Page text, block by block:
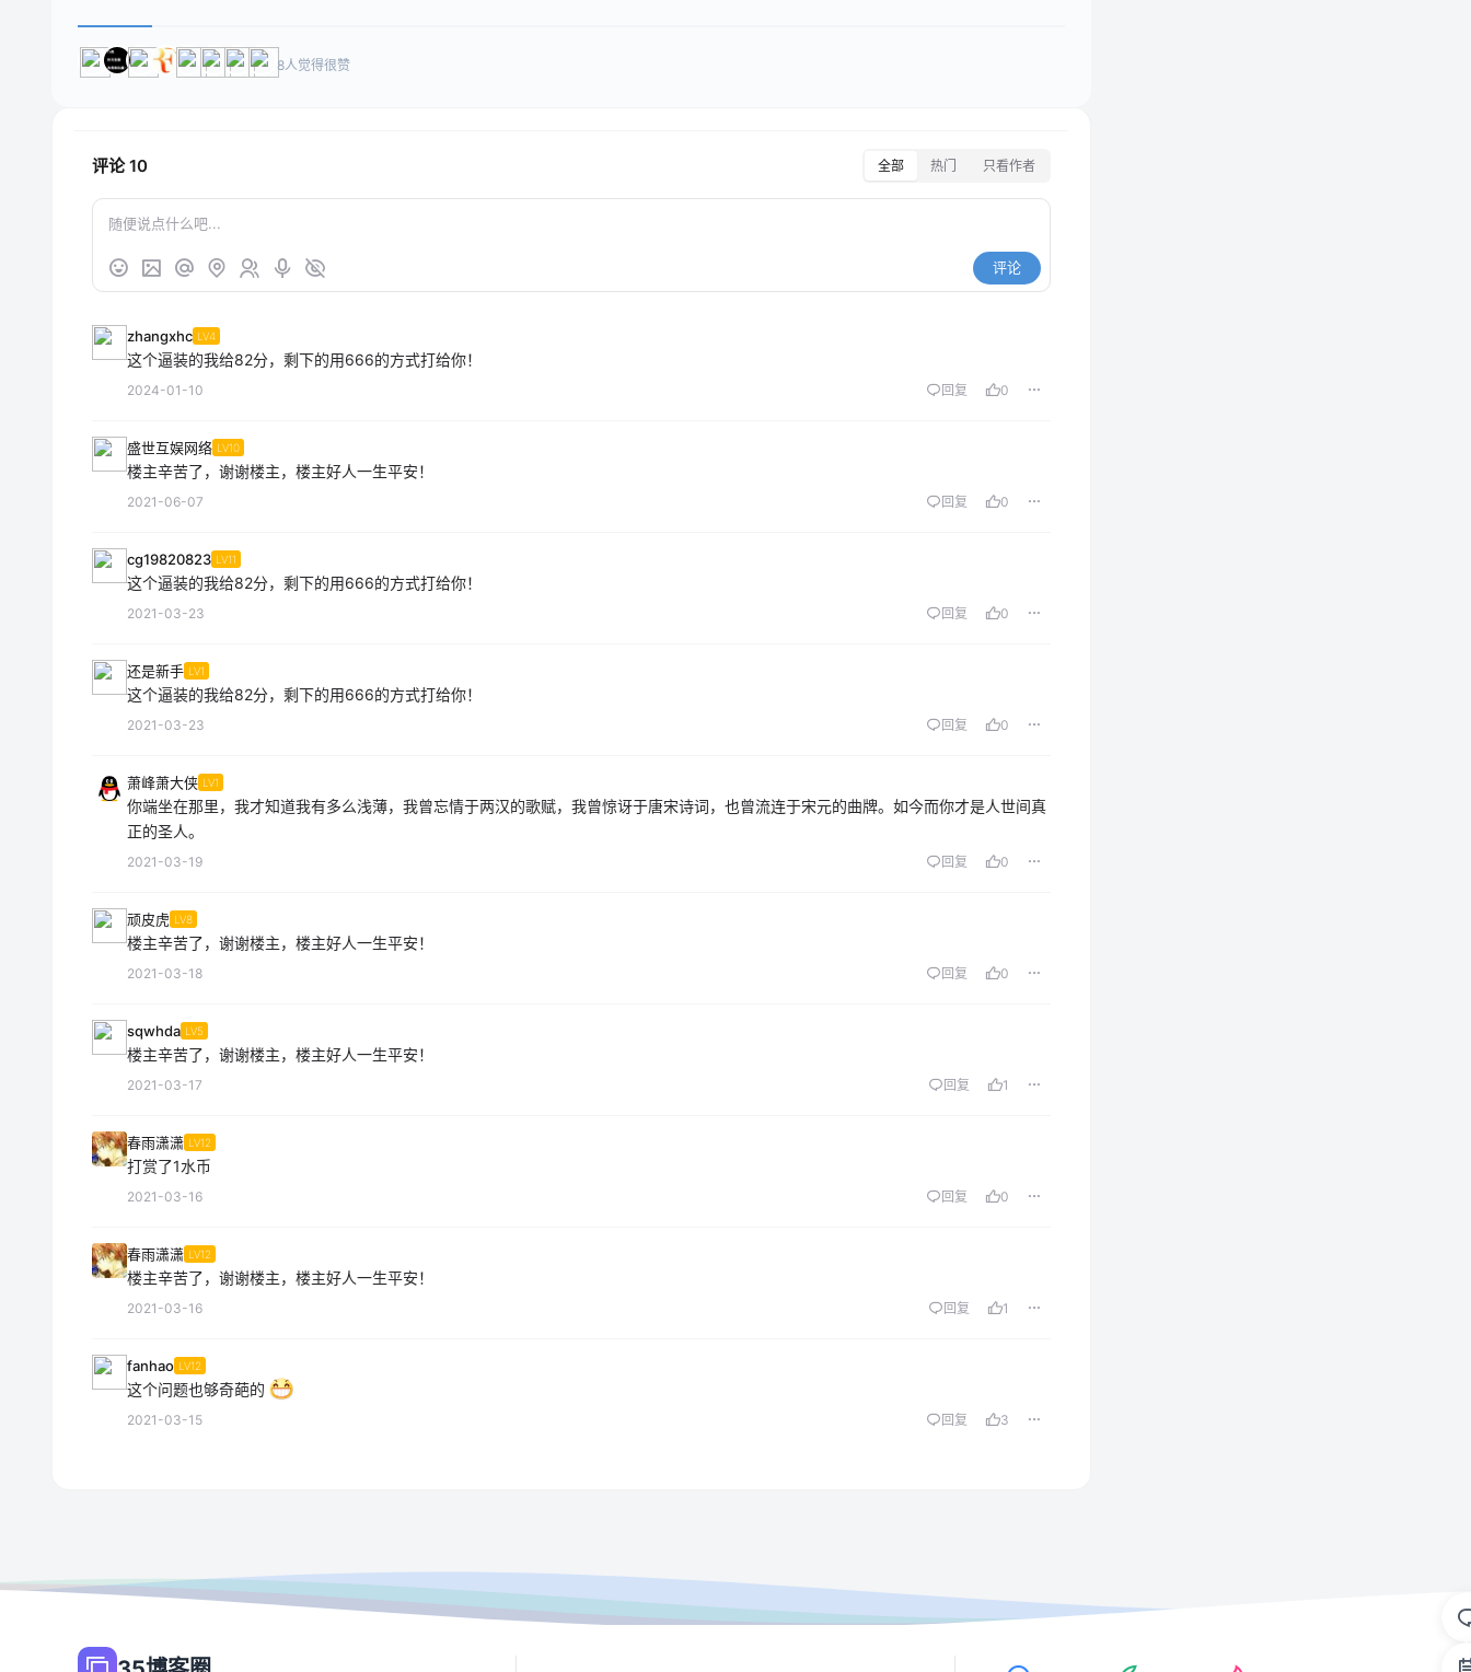
8人觉得很赞
评论10 全部 热门 只看作者
评论
zhangxhc LV4
这个逼装的我给82分，剩下的用666的方式打给你！
2024-01-10 回复 0
盛世互娱网络 LV10
楼主辛苦了，谢谢楼主，楼主好人一生平安！
2021-06-07 回复 0
cg19820823 LV11
这个逼装的我给82分，剩下的用666的方式打给你！
2021-03-23 回复 0
还是新手 LV1
这个逼装的我给82分，剩下的用666的方式打给你！
2021-03-23 回复 0
萧峰萧大侠 LV1
你端坐在那里，我才知道我有多么浅薄，我曾忘情于两汉的歌赋，我曾惊讶于唐宋诗词，也曾流连于宋元的曲牌。如今而你才是人世间真
正的圣人。
2021-03-19 回复 0
顽皮虎 LV8
楼主辛苦了，谢谢楼主，楼主好人一生平安！
2021-03-18 回复 0
sqwhda LV5
楼主辛苦了，谢谢楼主，楼主好人一生平安！
2021-03-17 回复 1
春雨潇潇 LV12
打赏了1水币
2021-03-16 回复 0
春雨潇潇 LV12
楼主辛苦了，谢谢楼主，楼主好人一生平安！
2021-03-16 回复 1
fanhao LV12
这个问题也够奇葩的
2021-03-15 回复 3